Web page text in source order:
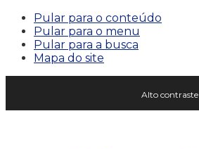
Pular para o conteúdo
Pular para o menu
Pular para a busca
Mapa do site
Alto contraste